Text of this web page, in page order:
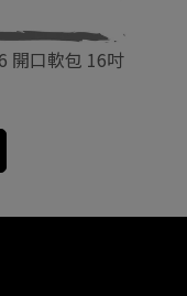
開口軟包 16吋